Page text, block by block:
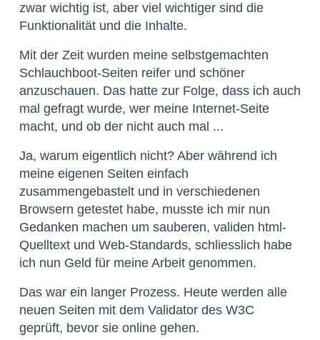
zwar wichtig ist, aber viel wichtiger sind die
Funktionalität und die Inhalte.
Mit der Zeit wurden meine selbstgemachten
Schlauchboot-Seiten reifer und schöner
anzuschauen. Das hatte zur Folge, dass ich auch
mal gefragt wurde, wer meine Internet-Seite
macht, und ob der nicht auch mal ...
Ja, warum eigentlich nicht? Aber während ich
meine eigenen Seiten einfach
zusammengebastelt und in verschiedenen
Browsern getestet habe, musste ich mir nun
Gedanken machen um sauberen, validen html-
Quelltext und Web-Standards, schliesslich habe
ich nun Geld für meine Arbeit genommen.
Das war ein langer Prozess. Heute werden alle
neuen Seiten mit dem Validator des W3C
geprüft, bevor sie online gehen.